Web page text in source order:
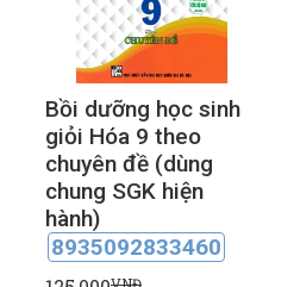
Bồi dưỡng học sinh
giỏi Hóa 9 theo
chuyên đề (dùng
chung SGK hiện
hành)
8935092833460